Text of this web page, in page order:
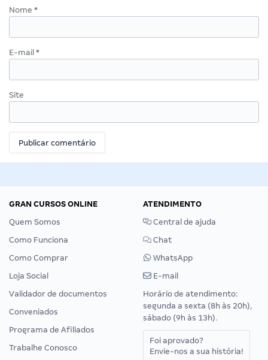
Nome *
E-mail *
Site
GRAN CURSOS ONLINE
Quem Somos
Como Funciona
Como Comprar
Loja Social
Validador de documentos
Conveniados
Programa de Afiliados
Trabalhe Conosco
ATENDIMENTO
Central de ajuda
Chat
WhatsApp
E-mail
Horário de atendimento:
segunda a sexta (8h às 20h),
sábado (9h às 13h).
Foi aprovado?
Envie-nos a sua história!